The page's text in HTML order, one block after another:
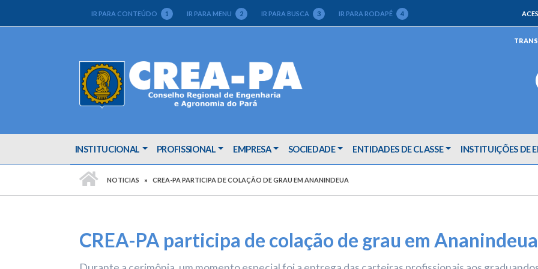
IR PARA CONTEÚDO 1 IR PARA MENU 2 IR PARA BUSCA 3 IR PARA RODAPÉ 4
INSTITUCIONAL PROFISSIONAL EMPRESA SOCIEDADE ENTIDADES DE CLASSE INSTITUIÇÕES DE
NOTICIAS CREA-PA PARTICIPA DE COLAÇÃO DE GRAU EM ANANINDEUA
CREA-PA participa de colação de grau em Ananindeua